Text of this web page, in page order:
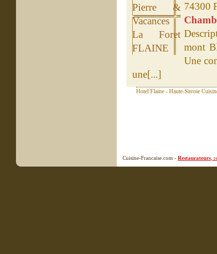
74300
mont
Une
une[...]
Hotel Flaine - Haute-Savoie
Cuisine-Francaise.com - Restaurateurs ,